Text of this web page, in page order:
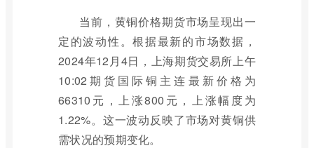
当前，黄铜价格期货市场呈现出一
定的波动性。根据最新的市场数据，
2024年12月4日，上海期货交易所上午
10:02期货国际铜主连最新价格为
66310元，上涨800元，上涨幅度为
1.22%。这一波动反映了市场对黄铜供
需状况的预期变化。